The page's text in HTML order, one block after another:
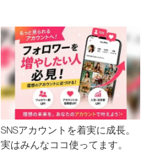
SNSアカウントを着実に成長。
実はみんなココ使ってます。